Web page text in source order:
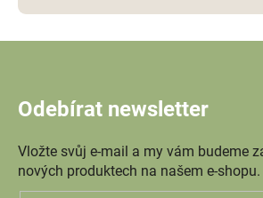
Odebírat newsletter
Vložte svůj e-mail a my vám budeme
nových produktech na našem e-shopu.